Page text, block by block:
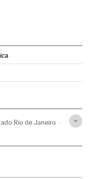
Rio de Janeiro